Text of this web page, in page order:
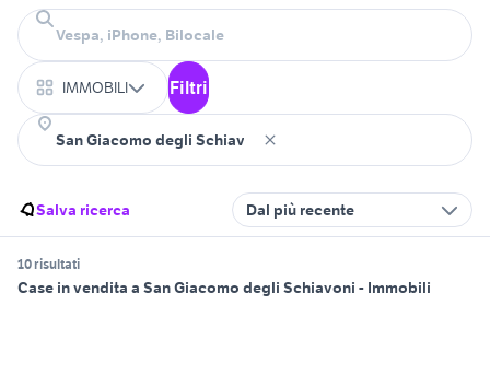
IMMOBILI Filtri
Salva ricerca Dal più recente
10 risultati
Case in vendita a San Giacomo degli Schiavoni - Immobili